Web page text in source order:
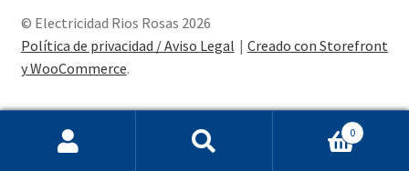
© Electricidad Rios Rosas 2026
Política de privacidad / Aviso Legal
Creado con Storefront
y WooCommerce.
0